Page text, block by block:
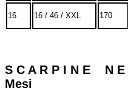
16 16 / 46 / XXL 170
S C A R P I N E N
Mesi